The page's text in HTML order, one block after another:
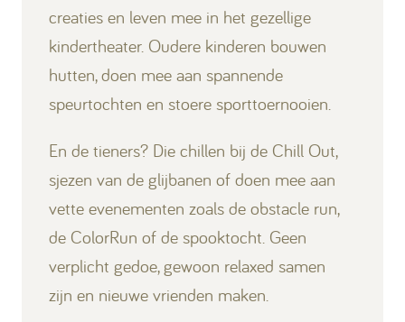
creaties en leven mee in het gezellige
kindertheater. Oudere kinderen bouwen
hutten, doen mee aan spannende
speurtochten en stoere sporttoernooien.
En de tieners? Die chillen bij de Chill Out,
sjezen van de glijbanen of doen mee aan
vette evenementen zoals de obstacle run,
de ColorRun of de spooktocht. Geen
verplicht gedoe, gewoon relaxed samen
zijn en nieuwe vrienden maken.